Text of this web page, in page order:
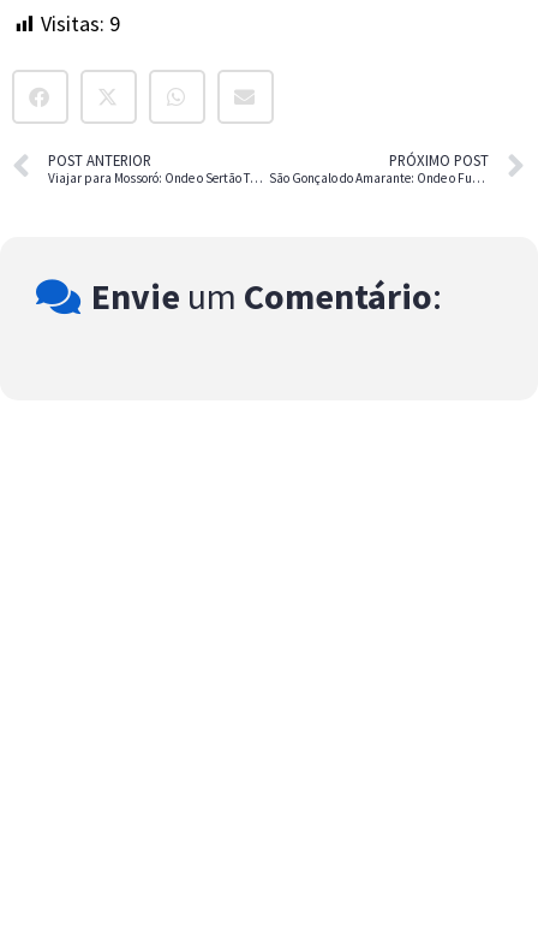
Visitas: 9
POST ANTERIOR
Viajar para Mossoró: Onde o Sertão Tem Força e Cultura
PRÓXIMO POST
São Gonçalo do Amarante: Onde o Futuro do RN se Constrói
Envie um Comentário: